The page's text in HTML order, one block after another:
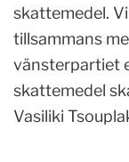
skattemedel.
tillsammans
vänsterpartiet
skattemedel
Vasiliki